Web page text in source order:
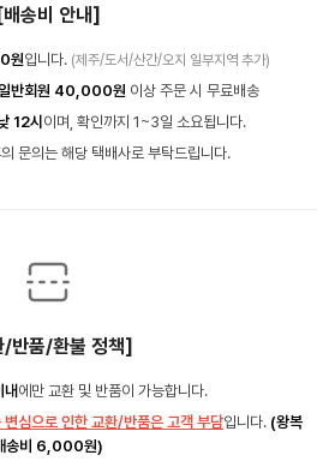
송비 안내]
원입니다. (제주/도서/산간/오지 일부지역 추가)
반회원 40,000원 이상 주문 시 무료배송
12시 이며, 확인까지 1~3일 소요됩니다.
문의는 해당 택배사로 부탁드립니다.
/반품/환불 정책]
내에만 교환 및 반품이 가능합니다.
변심으로 인한 교환/반품은 고객 부담입니다. (왕복
송비 6,000원)